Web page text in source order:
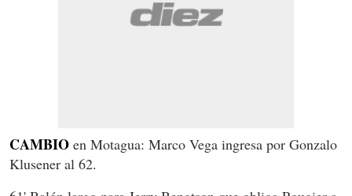
CAMBIO en Motagua: Marco Vega ingresa por Gonzalo
Klusener al 62.